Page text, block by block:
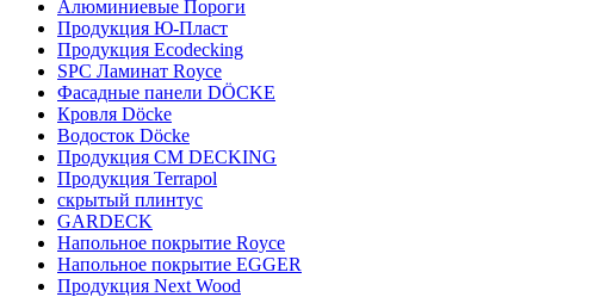
Алюминиевые Пороги
Продукция Ю-Пласт
Продукция Ecodecking
SPC Ламинат Royce
Фасадные панели DÖCKE
Кровля Döcke
Водосток Döcke
Продукция CM DECKING
Продукция Terrapol
скрытый плинтус
GARDECK
Напольное покрытие Royce
Напольное покрытие EGGER
Продукция Next Wood